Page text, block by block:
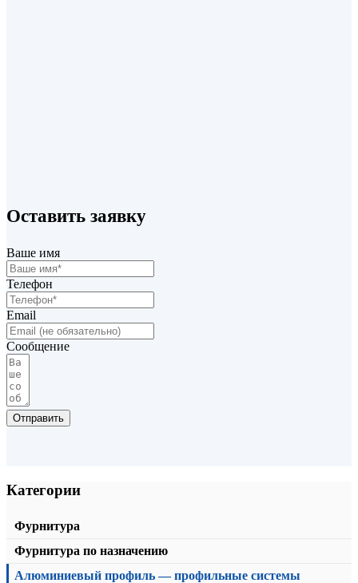
Нижняя направляющая KD1-05
от 163,00₽/пог.м.
info@profilsystem.ru
Оставить заявку
Ваше имя
Телефон
Email
Сообщение
Отправить
Категории
Фурнитура
Фурнитура по назначению
Алюминиевый профиль — профильные системы